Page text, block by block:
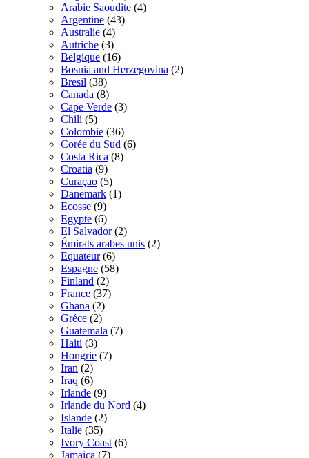
Arabie Saoudite (4)
Argentine (43)
Australie (4)
Autriche (3)
Belgique (16)
Bosnia and Herzegovina (2)
Bresil (38)
Canada (8)
Cape Verde (3)
Chili (5)
Colombie (36)
Corée du Sud (6)
Costa Rica (8)
Croatia (9)
Curaçao (5)
Danemark (1)
Ecosse (9)
Egypte (6)
El Salvador (2)
Émirats arabes unis (2)
Equateur (6)
Espagne (58)
Finland (2)
France (37)
Ghana (2)
Gréce (2)
Guatemala (7)
Haiti (3)
Hongrie (7)
Iran (2)
Iraq (6)
Irlande (9)
Irlande du Nord (4)
Islande (2)
Italie (35)
Ivory Coast (6)
Jamaica (7)